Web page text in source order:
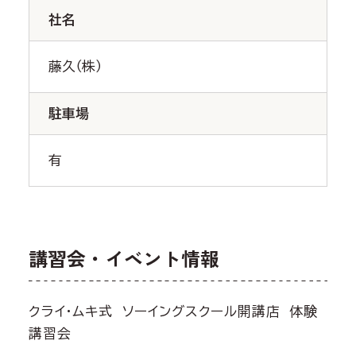
社名
藤久（株）
駐車場
有
講習会・イベント情報
クライ・ムキ式 ソーイングスクール開講店 体験
講習会